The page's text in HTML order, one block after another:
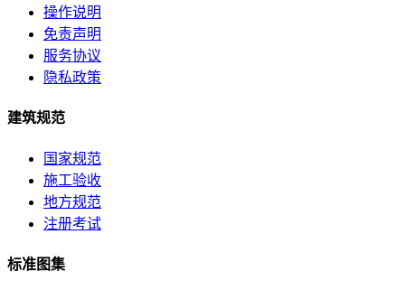
操作说明
免责声明
服务协议
隐私政策
建筑规范
国家规范
施工验收
地方规范
注册考试
标准图集